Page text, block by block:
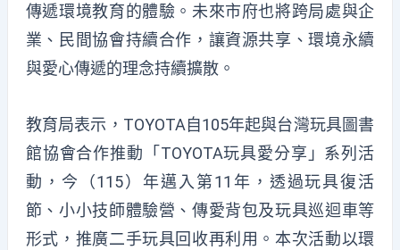
傳遞環境教育的體驗。未來市府也將跨局處與企
業、民間協會持續合作，讓資源共享、環境永續
與愛心傳遞的理念持續擴散。
教育局表示，TOYOTA自105年起與台灣玩具圖書
館協會合作推動「TOYOTA玩具愛分享」系列活
動，今（115）年邁入第11年，透過玩具復活
節、小小技師體驗營、傳愛背包及玩具巡迴車等
形式，推廣二手玩具回收再利用。本次活動以環